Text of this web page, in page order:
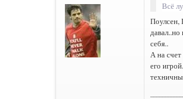
Всё
Поулсен,
себя..
А на
его